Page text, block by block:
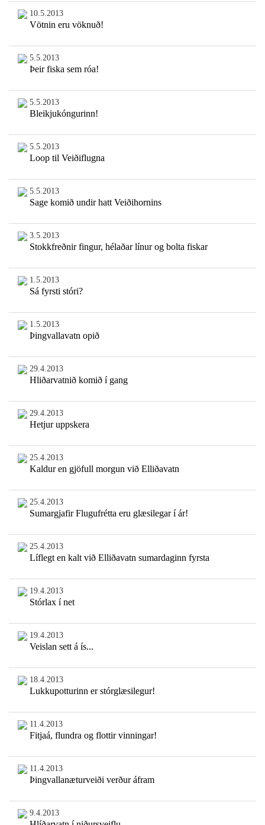
10.5.2013
Vötnin eru vöknuð!
5.5.2013
Þeir fiska sem róa!
5.5.2013
Bleikjukóngurinn!
5.5.2013
Loop til Veiðiflugna
5.5.2013
Sage komið undir hatt Veiðihornins
3.5.2013
Stokkfreðnir fingur, hélaðar línur og bolta fiskar
1.5.2013
Sá fyrsti stóri?
1.5.2013
Þingvallavatn opið
29.4.2013
Hliðarvatnið komið í gang
29.4.2013
Hetjur uppskera
25.4.2013
Kaldur en gjöfull morgun við Elliðavatn
25.4.2013
Sumargjafir Flugufrétta eru glæsilegar í ár!
25.4.2013
Líflegt en kalt við Elliðavatn sumardaginn fyrsta
19.4.2013
Stórlax í net
19.4.2013
Veislan sett á ís...
18.4.2013
Lukkupotturinn er stórglæsilegur!
11.4.2013
Fitjaá, flundra og flottir vinningar!
11.4.2013
Þingvallanæturveiði verður áfram
9.4.2013